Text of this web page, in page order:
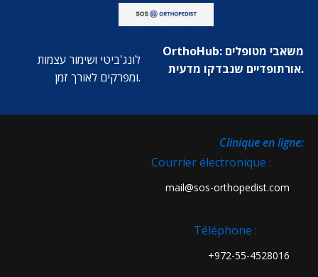
OrthoHub: משאבי מטופלים
אורתופדיים שנבדקו מדעית.
לונג'ביטי ושימור עצמות
ומפרקים לאורך זמן.
:Clinique en ligne
Courrier électronique :
mail@sos-orthopedist.com
Téléphone :
972-55-4528016+